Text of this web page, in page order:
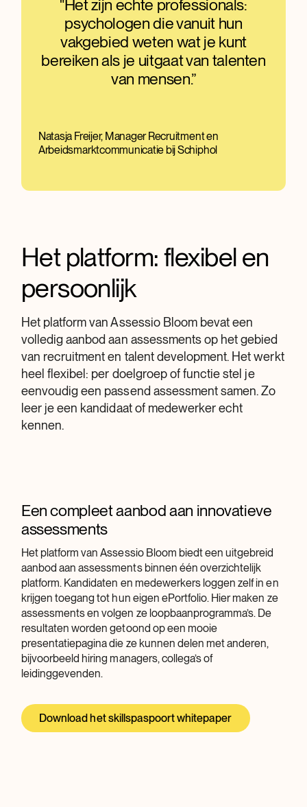
"Het zijn echte professionals:
psychologen die vanuit hun
vakgebied weten wat je kunt
bereiken als je uitgaat van talenten
van mensen.”
Natasja Freijer, Manager Recruitment en
Arbeidsmarktcommunicatie bij Schiphol
Het platform: flexibel en
persoonlijk
Het platform van Assessio Bloom bevat een
volledig aanbod aan assessments op het gebied
van recruitment en talent development. Het werkt
heel flexibel: per doelgroep of functie stel je
eenvoudig een passend assessment samen. Zo
leer je een kandidaat of medewerker echt
kennen.
Een compleet aanbod aan innovatieve
assessments
Het platform van Assessio Bloom biedt een uitgebreid
aanbod aan assessments binnen één overzichtelijk
platform. Kandidaten en medewerkers loggen zelf in en
krijgen toegang tot hun eigen ePortfolio. Hier maken ze
assessments en volgen ze loopbaanprogramma’s. De
resultaten worden getoond op een mooie
presentatiepagina die ze kunnen delen met anderen,
bijvoorbeeld hiring managers, collega’s of
leidinggevenden.
Download het skillspaspoort whitepaper